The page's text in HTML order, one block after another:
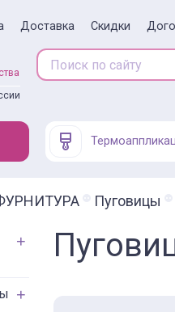
Доставка Скидки
Пуговицы